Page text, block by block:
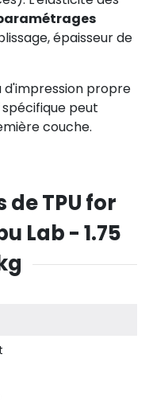
épaisseur de
d'impression propre
peut
couche.
TPU for
Lab - 1.75